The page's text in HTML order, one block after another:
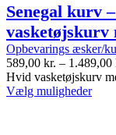
Senegal kurv
Opbevarings æsker/
589,00 kr. – 1.489,00
Hvid vasketøjskurv
Vælg mulighederDette